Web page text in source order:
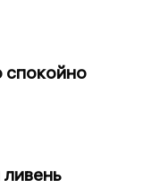
спокойно